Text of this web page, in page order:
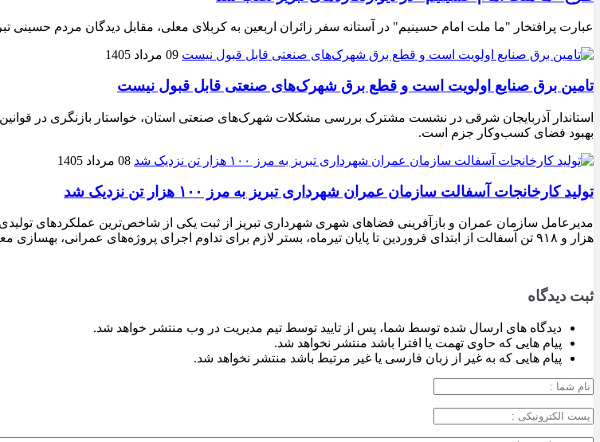
عبارت پرافتخار "ما ملت امام حسینیم" در آستانه سفر زائران اربعین به کربلای معلی، مقابل دیدگان مردم حسینی
09 مرداد 1405
تامین برق صنایع اولویت است و قطع برق شهرک‌های صنعتی قابل قبول نیست
استاندار آذربایجان شرقی در نشست مشترک بررسی مشکلات شهرک‌های صنعتی استان، خواستار بازنگری در قوانین
بهبود فضای کسب‌وکار جزم است.
08 مرداد 1405
تولید کارخانجات آسفالت سازمان عمران شهرداری تبریز به مرز ۱۰۰ هزار تن نزدیک شد
هزار و ۹۱۸ تن آسفالت از ابتدای فروردین تا پایان تیرماه، بستر لازم برای تداوم اجرای پروژه‌های عمرانی، بهسازی معابر و توسعه زیرساخت‌های شهری در سطح تبریز فراهم شده است.
ثبت دیدگاه
دیدگاه های ارسال شده توسط شما، پس از تایید توسط تیم مدیریت در وب منتشر خواهد شد.
پیام هایی که حاوی تهمت یا افترا باشد منتشر نخواهد شد.
پیام هایی که به غیر از زبان فارسی یا غیر مرتبط باشد منتشر نخواهد شد.